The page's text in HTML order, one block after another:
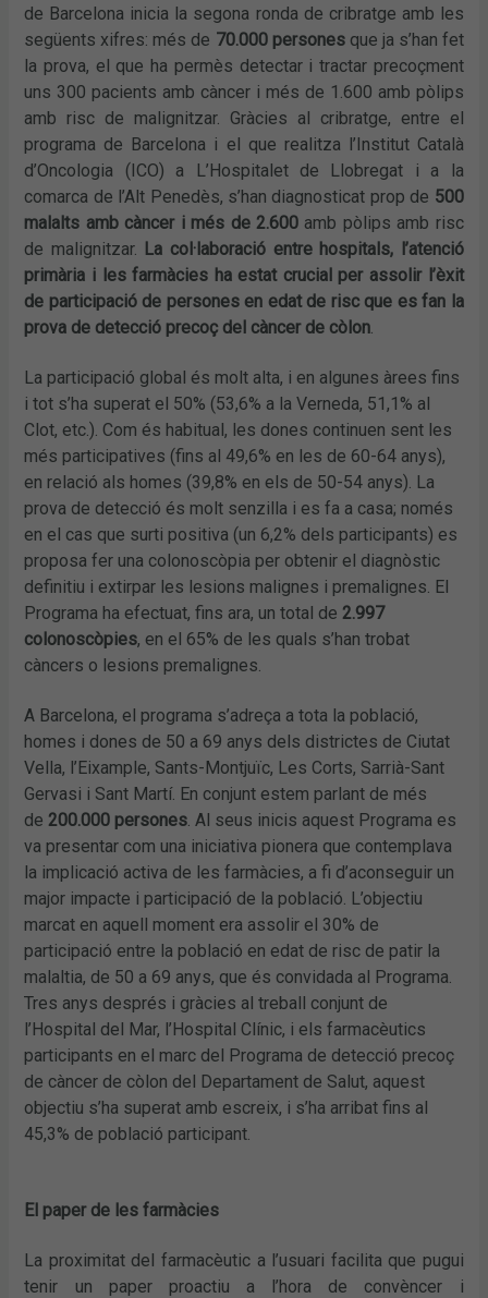
de Barcelona inicia la segona ronda de cribratge amb les
següents xifres: més de 70.000 personesque ja s’han fet
la prova, el que ha permès detectar i tractar precoçment
uns 300 pacients amb càncer i més de 1.600 amb pòlips
amb risc de malignitzar. Gràcies al cribratge, entre el
programa de Barcelona i el que realitza l’Institut Català
d’Oncologia (ICO) a L’Hospitalet de Llobregat i a la
comarca de l’Alt Penedès, s’han diagnosticat prop de 500
malalts amb càncer i més de 2.600amb pòlips amb risc
de malignitzar. La col·laboració entre hospitals, l’atenció
primària i les farmàcies ha estat crucial per assolir l’èxit
de participació de persones en edat de risc que es fan la
prova de detecció precoç del càncer de còlon.
La participació global és molt alta, i en algunes àrees fins
i tot s’ha superat el 50% (53,6% a la Verneda, 51,1% al
Clot, etc.). Com és habitual, les dones continuen sent les
més participatives (fins al 49,6% en les de 60-64 anys),
en relació als homes (39,8% en els de 50-54 anys). La
prova de detecció és molt senzilla i es fa a casa; només
en el cas que surti positiva (un 6,2% dels participants) es
proposa fer una colonoscòpia per obtenir el diagnòstic
definitiu i extirpar les lesions malignes i premalignes. El
Programa ha efectuat, fins ara, un total de 2.997
colonoscòpies, en el 65% de les quals s’han trobat
càncers o lesions premalignes.
A Barcelona, el programa s’adreça a tota la població,
homes i dones de 50 a 69 anys dels districtes de Ciutat
Vella, l’Eixample, Sants-Montjuïc, Les Corts, Sarrià-Sant
Gervasi i Sant Martí. En conjunt estem parlant de més
de 200.000 persones. Al seus inicis aquest Programa es
va presentar com una iniciativa pionera que contemplava
la implicació activa de les farmàcies, a fi d’aconseguir un
major impacte i participació de la població. L’objectiu
marcat en aquell moment era assolir el 30% de
participació entre la població en edat de risc de patir la
malaltia, de 50 a 69 anys, que és convidada al Programa.
Tres anys després i gràcies al treball conjunt de
l’Hospital del Mar, l’Hospital Clínic, i els farmacèutics
participants en el marc del Programa de detecció precoç
de càncer de còlon del Departament de Salut, aquest
objectiu s’ha superat amb escreix, i s’ha arribat fins al
45,3% de població participant.
El paper de les farmàcies
La proximitat del farmacèutic a l’usuari facilita que pugui
tenir un paper proactiu a l’hora de convèncer i